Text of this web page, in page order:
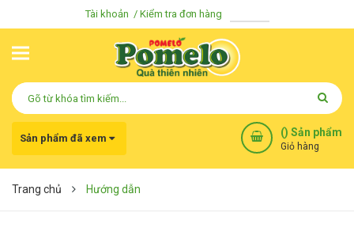
Tài khoản Kiểm tra đơn hàng
Sản phẩm đã xem () Sản phẩm
Giỏ hàng
Trang chủ Hướng dẫn